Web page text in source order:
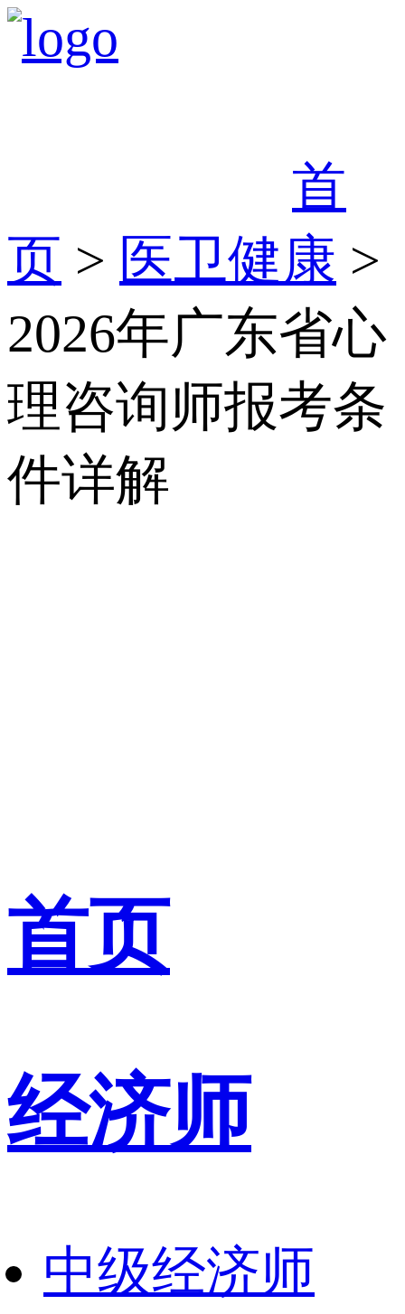
首
页 > 医卫健康 >
2026年广东省心
理咨询师报考条
件详解
首页
经济师
中级经济师